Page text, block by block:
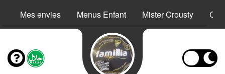
Mes envies Menus Enfant Mister Crousty